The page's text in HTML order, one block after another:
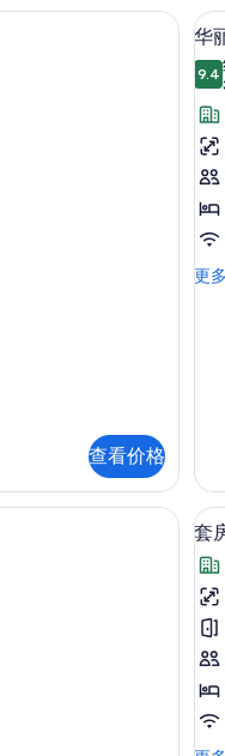
查看价格
显
示
华
丽
客
房,
1
张
特
的
所
有
照
片
7
华
9.4
更
华
市
景
观
更
多
信
息
显
示
套
房,
间
卧
室,
套